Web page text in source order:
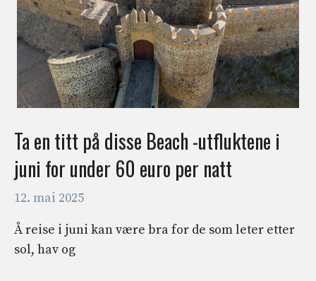
Ta en titt på disse Beach -utfluktene i
juni for under 60 euro per natt
12. mai 2025
Å reise i juni kan være bra for de som leter etter
sol, hav og